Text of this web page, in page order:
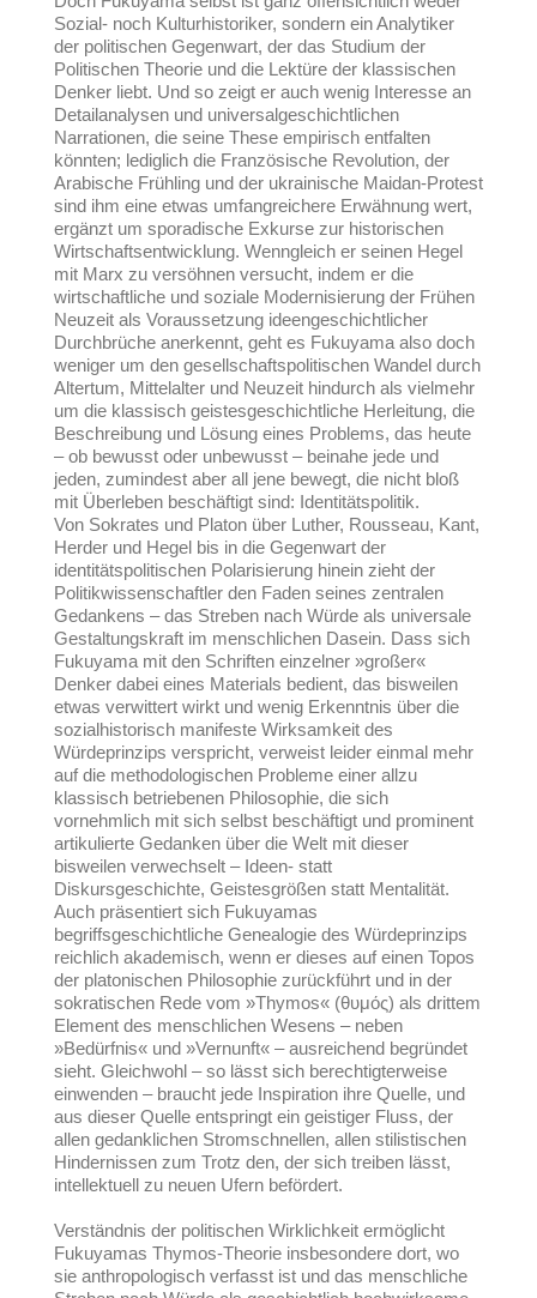
Sozial- noch Kulturhistoriker, sondern ein Analytiker
der politischen Gegenwart, der das Studium der
Politischen Theorie und die Lektüre der klassischen
Denker liebt. Und so zeigt er auch wenig Interesse an
Detailanalysen und universalgeschichtlichen
Narrationen, die seine These empirisch entfalten
könnten; lediglich die Französische Revolution, der
Arabische Frühling und der ukrainische Maidan-Protest
sind ihm eine etwas umfangreichere Erwähnung wert,
ergänzt um sporadische Exkurse zur historischen
Wirtschaftsentwicklung. Wenngleich er seinen Hegel
mit Marx zu versöhnen versucht, indem er die
wirtschaftliche und soziale Modernisierung der Frühen
Neuzeit als Voraussetzung ideengeschichtlicher
Durchbrüche anerkennt, geht es Fukuyama also doch
weniger um den gesellschaftspolitischen Wandel durch
Altertum, Mittelalter und Neuzeit hindurch als vielmehr
um die klassisch geistesgeschichtliche Herleitung, die
Beschreibung und Lösung eines Problems, das heute
– ob bewusst oder unbewusst – beinahe jede und
jeden, zumindest aber all jene bewegt, die nicht bloß
mit Überleben beschäftigt sind: Identitätspolitik.
Von Sokrates und Platon über Luther, Rousseau, Kant,
Herder und Hegel bis in die Gegenwart der
identitätspolitischen Polarisierung hinein zieht der
Politikwissenschaftler den Faden seines zentralen
Gedankens – das Streben nach Würde als universale
Gestaltungskraft im menschlichen Dasein. Dass sich
Fukuyama mit den Schriften einzelner »großer«
Denker dabei eines Materials bedient, das bisweilen
etwas verwittert wirkt und wenig Erkenntnis über die
sozialhistorisch manifeste Wirksamkeit des
Würdeprinzips verspricht, verweist leider einmal mehr
auf die methodologischen Probleme einer allzu
klassisch betriebenen Philosophie, die sich
vornehmlich mit sich selbst beschäftigt und prominent
artikulierte Gedanken über die Welt mit dieser
bisweilen verwechselt – Ideen- statt
Diskursgeschichte, Geistesgrößen statt Mentalität.
Auch präsentiert sich Fukuyamas
begriffsgeschichtliche Genealogie des Würdeprinzips
reichlich akademisch, wenn er dieses auf einen Topos
der platonischen Philosophie zurückführt und in der
sokratischen Rede vom »Thymos« (θυμός) als drittem
Element des menschlichen Wesens – neben
»Bedürfnis« und »Vernunft« – ausreichend begründet
sieht. Gleichwohl – so lässt sich berechtigterweise
einwenden – braucht jede Inspiration ihre Quelle, und
aus dieser Quelle entspringt ein geistiger Fluss, der
allen gedanklichen Stromschnellen, allen stilistischen
Hindernissen zum Trotz den, der sich treiben lässt,
intellektuell zu neuen Ufern befördert.
Verständnis der politischen Wirklichkeit ermöglicht
Fukuyamas Thymos-Theorie insbesondere dort, wo
sie anthropologisch verfasst ist und das menschliche